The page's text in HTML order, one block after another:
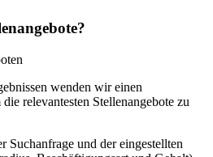
wenden wir einen
relevantesten Stellenangebote zu
Suchanfrage und der eingestellten